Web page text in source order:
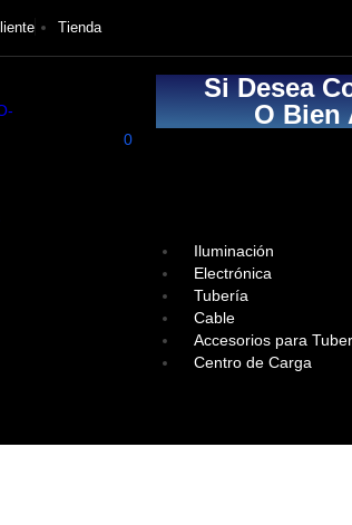
Tienda
Si Desea
O Bien
0
Iluminación
Electrónica
Tubería
Cable
Accesorios para
Centro de Carga